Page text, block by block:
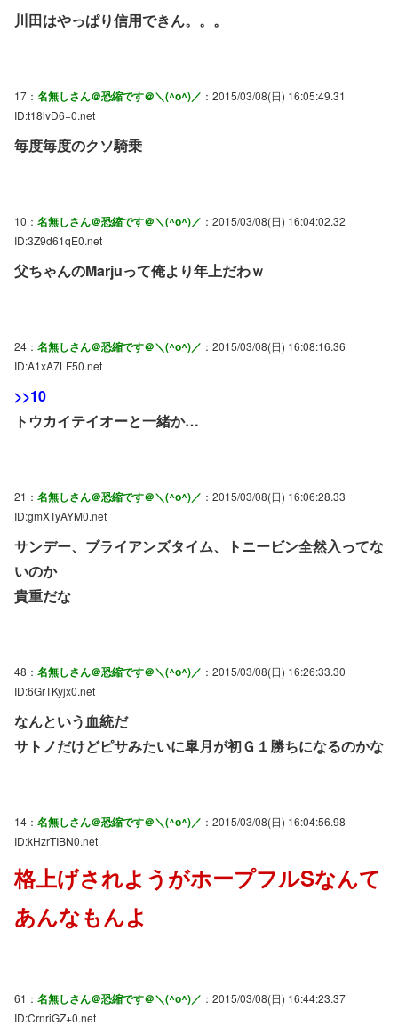
川田はやっぱり信用できん。。。
17： 名無しさん＠恐縮です＠＼(^o^)／ ：2015/03/08(日) 16:05:49.31
ID:t18lvD6+0.net
毎度毎度のクソ騎乗
10： 名無しさん＠恐縮です＠＼(^o^)／ ：2015/03/08(日) 16:04:02.32
ID:3Z9d61qE0.net
父ちゃんのMarjuって俺より年上だわｗ
24： 名無しさん＠恐縮です＠＼(^o^)／ ：2015/03/08(日) 16:08:16.36
ID:A1xA7LF50.net
>>10
トウカイテイオーと一緒か…
21： 名無しさん＠恐縮です＠＼(^o^)／ ：2015/03/08(日) 16:06:28.33
ID:gmXTyAYM0.net
サンデー、ブライアンズタイム、トニービン全然入ってな
いのか
貴重だな
48： 名無しさん＠恐縮です＠＼(^o^)／ ：2015/03/08(日) 16:26:33.30
ID:6GrTKyjx0.net
なんという血統だ
サトノだけどピサみたいに皐月が初Ｇ１勝ちになるのかな
14： 名無しさん＠恐縮です＠＼(^o^)／ ：2015/03/08(日) 16:04:56.98
ID:kHzrTIBN0.net
格上げされようがホープフルSなんて
あんなもんよ
61： 名無しさん＠恐縮です＠＼(^o^)／ ：2015/03/08(日) 16:44:23.37
ID:CrnriGZ+0.net